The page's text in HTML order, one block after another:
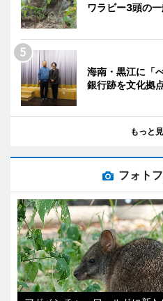
ワラビー3頭の
海南・黒江に「
銀行跡を文化拠
もっと
フォト